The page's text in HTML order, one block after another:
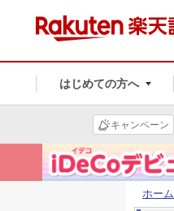
はじめての方へ
キャンペーン
ホーム